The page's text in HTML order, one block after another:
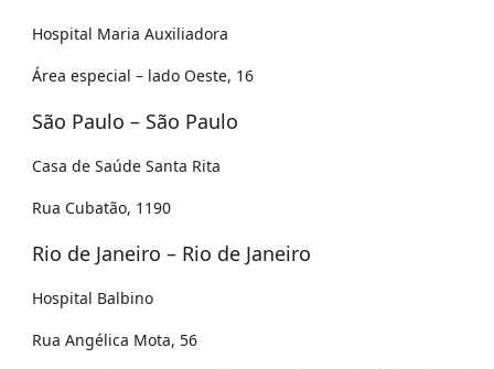
Hospital Maria Auxiliadora
Área especial – lado Oeste, 16
São Paulo – São Paulo
Casa de Saúde Santa Rita
Rua Cubatão, 1190
Rio de Janeiro – Rio de Janeiro
Hospital Balbino
Rua Angélica Mota, 56